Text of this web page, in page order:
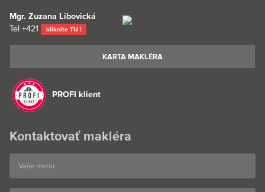
Mgr. Zuzana Libovická
Tel +421 kliknite TU !
KARTA MAKLÉRA
PROFI klient
Kontaktovať makléra